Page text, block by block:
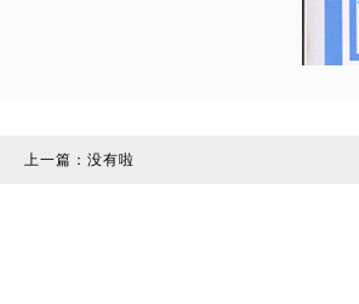
上一篇：没有啦